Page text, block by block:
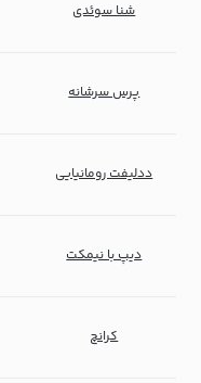
شنا سوئدی
پرس سرشانه
ددلیفت رومانیایی
دیپ با نیمکت
کرانچ